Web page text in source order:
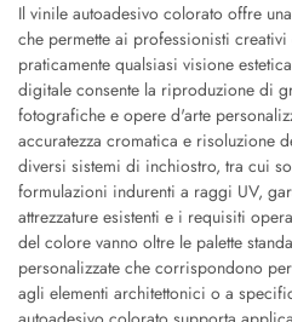
Il vinile autoadesivo colorato offre
che permette ai professionisti
praticamente qualsiasi visione
digitale consente la riproduzione di
fotografiche e opere d'arte
accuratezza cromatica e risoluzione
diversi sistemi di inchiostro, tra cui
formulazioni indurenti a raggi UV,
attrezzature esistenti e i requisiti
del colore vanno oltre le palette
personalizzate che corrispondono
agli elementi architettonici o a